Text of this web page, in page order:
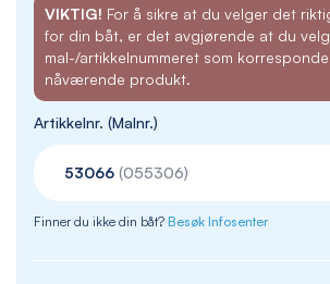
VIKTIG! For å sikre at du velger det
for din båt, er det avgjørende at du
mal-/artikkelnummeret som
nåværende produkt.
Artikkelnr. (Malnr.)
Finner du ikke din båt? Besøk Infosenter
53066 (055306)